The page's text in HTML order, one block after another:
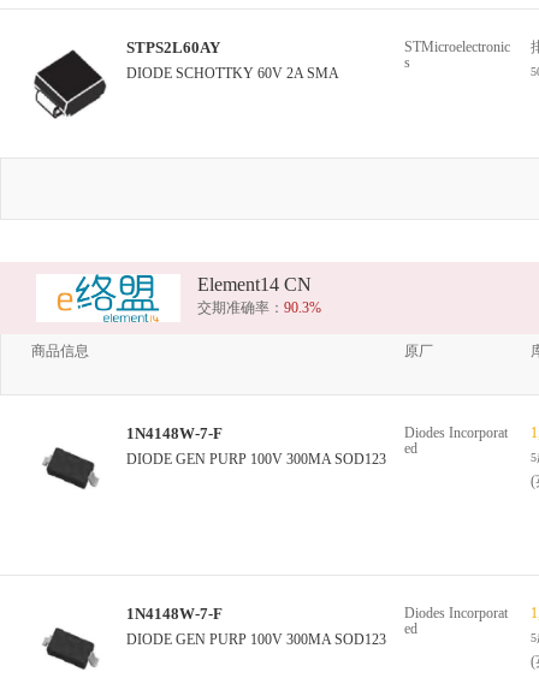
STPS2L60AY
DIODE SCHOTTKY 60V 2A SMA
STMicroelectronic
s
Element14 CN
交期准确率： 90.3%
商品信息 原厂
1N4148W-7-F
DIODE GEN PURP 100V 300MA SOD123
Diodes Incorporat
ed
5
(
1N4148W-7-F
DIODE GEN PURP 100V 300MA SOD123
Diodes Incorporat
ed
5
(